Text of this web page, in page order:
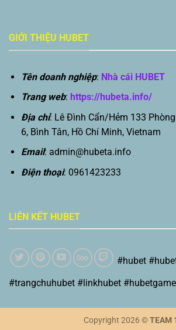
GIỚI THIỆU HUBET
Tên doanh nghiệp: Nhà cái HUBET
Trang web: https://hubeta.info/
Địa chỉ: Lê Đình Cẩn/Hẻm 133
6, Bình Tân, Hồ Chí Minh, Vietnam
Email: admin@hubeta.info
Điện thoại: 0961423233
LIÊN KẾT HUBET
#hubet
#trangchuhubet #linkhubet #hubetgame
Copyright 2026 ©TEAM